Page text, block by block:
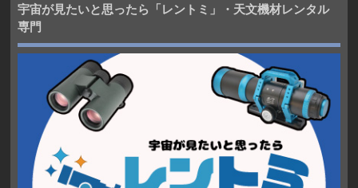
宇宙が見たいと思ったら「レントミ」・天文機材レンタル
専門